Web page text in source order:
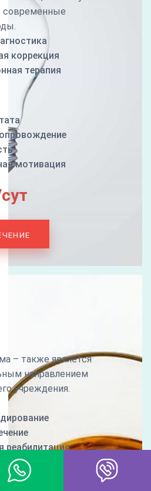
современные
коррекция
терапия
мотивация
– также является
направлением
учреждения.
реабилитация